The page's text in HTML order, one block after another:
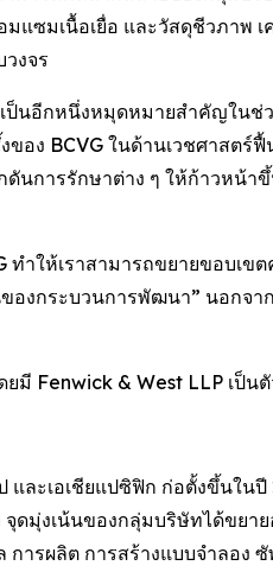
แซมเนื้อเยื่อ และวัสดุชีวภาพ
งจร
นอีกหนึ่งหมุดหมายสำคัญในช่ว
อง BCVG ในด้านเวชศาสตร์
ารรักษาต่าง ๆ ให้ก้าวหน้าขึ้
ทำให้เราสามารถขยายขอบเ
งกระบวนการพัฒนา” นอกจา
มี Fenwick & West LLP เป็น
ละเอเชียแปซิฟิก ก่อตั้งขึ้นในปี
มุ่งเน้นของกลุ่มบริษัทได้ขยา
รผลิต การสร้างแบบจำลอง ซั